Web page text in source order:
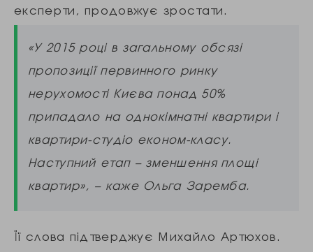
експерти, продовжує зростати.
«У 2015 році в загальному обсязі
пропозиції первинного ринку
нерухомості Києва понад 50%
припадало на однокімнатні квартири і
квартири-студіо економ-класу.
Наступний етап – зменшення площі
квартир», – каже Ольга Заремба.
Її слова підтверджує Михайло Артюхов.